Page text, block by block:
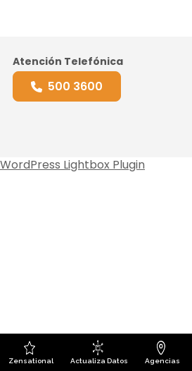
Atención Telefónica
500 3600
Zensational Actualiza Datos Agencias
WordPress Lightbox Plugin